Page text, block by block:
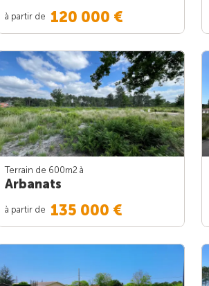
à partir de 120 000 €
Terrain de 600m2 à
Arbanats
à partir de 135 000 €